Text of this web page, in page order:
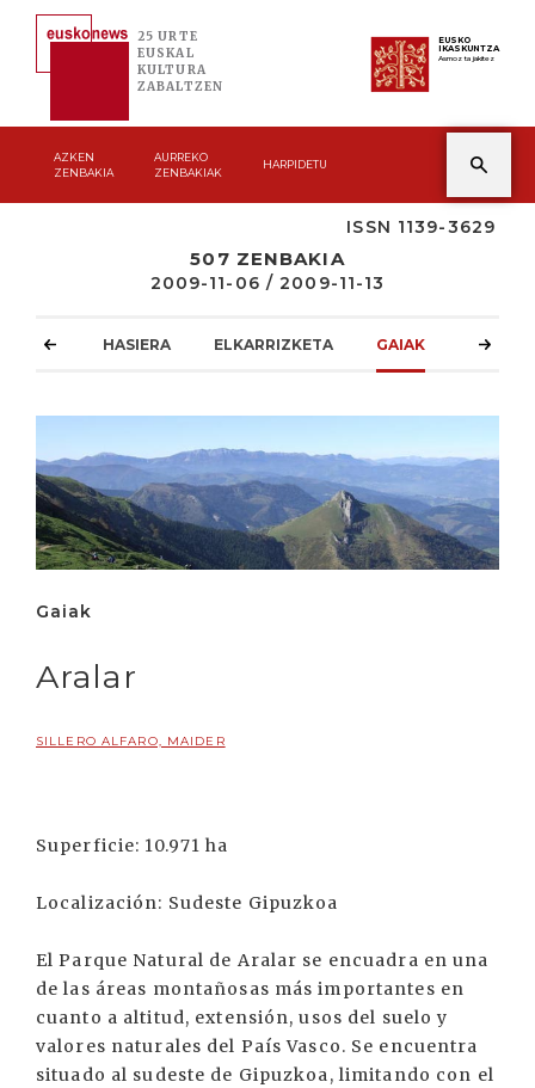
25 URTE
EUSKAL
KULTURA
ZABALTZEN
EUSKO
IKASKUNTZA
Asmoz ta jakitez
AZKEN
ZENBAKIA
AURREKO
ZENBAKIAK
HARPIDETU
ISSN 1139-3629
507 ZENBAKIA
2009-11-06 / 2009-11-13
HASIERA ELKARRIZKETA GAIAK
Gaiak
Aralar
SILLERO ALFARO, MAIDER
Superficie: 10.971 ha
Localización: Sudeste Gipuzkoa
El Parque Natural de Aralar se encuadra en una
de las áreas montañosas más importantes en
cuanto a altitud, extensión, usos del suelo y
valores naturales del País Vasco. Se encuentra
situado al sudeste de Gipuzkoa, limitando con el